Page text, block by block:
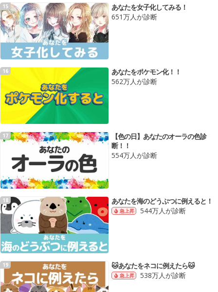
15
あなたを女子化してみる！
651万人が診断
16
あなたをポケモン化！！
562万人が診断
17
【色の日】あなたのオーラの色診
断！！
554万人が診断
18 あなたを海のどうぶつに例えると！
急上昇 544万人が診断
19 🐱あなたをネコに例えたら🐱
急上昇 538万人が診断